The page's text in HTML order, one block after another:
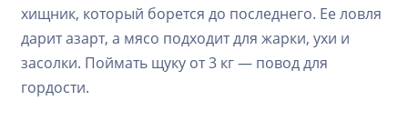
хищник, который борется до последнего. Ее ловля
дарит азарт, а мясо подходит для жарки, ухи и
засолки. Поймать щуку от 3 кг — повод для
гордости.